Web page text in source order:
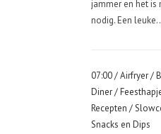
jammer en het
nodig. Een
07:00 /Airfryer/
Diner/
Recepten /
Snacks en Dips